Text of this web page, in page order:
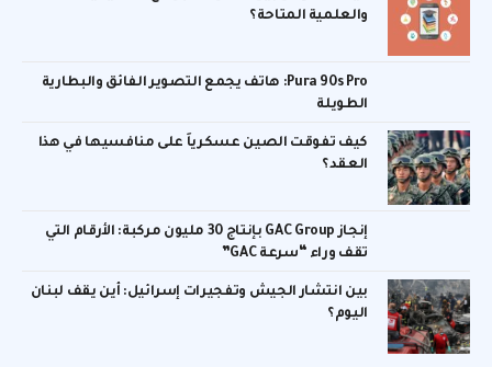
والعلمية المتاحة؟
Pura 90s Pro: هاتف يجمع التصوير الفائق والبطارية
الطويلة
كيف تفوقت الصين عسكرياً على منافسيها في هذا
العقد؟
إنجاز GAC Group بإنتاج 30 مليون مركبة: الأرقام التي
تقف وراء “سرعة GAC”
بين انتشار الجيش وتفجيرات إسرائيل: أين يقف لبنان
اليوم؟